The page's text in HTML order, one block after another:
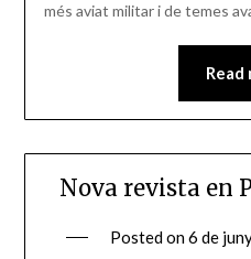
més aviat militar i de temes
Read
Nova revista en
Posted on6 de